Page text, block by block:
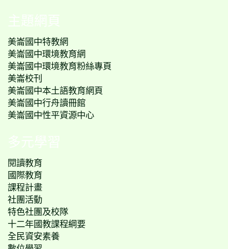
主題網頁
美崙國中特教網
美崙國中環境教育網
美崙國中環境教育粉絲專頁
美崙校刊
美崙國中本土語教育網頁
美崙國中行舟讀冊館
美崙國中性平資源中心
多元學習
閱讀教育
國際教育
課程計畫
社團活動
特色社團及校隊
十二年國教課程綱要
全民資安素養